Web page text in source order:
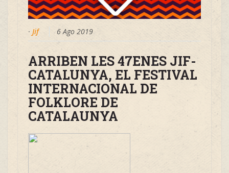
· Jif 6 Ago 2019
ARRIBEN LES 47ENES JIF-
CATALUNYA, EL FESTIVAL
INTERNACIONAL DE
FOLKLORE DE
CATALAUNYA